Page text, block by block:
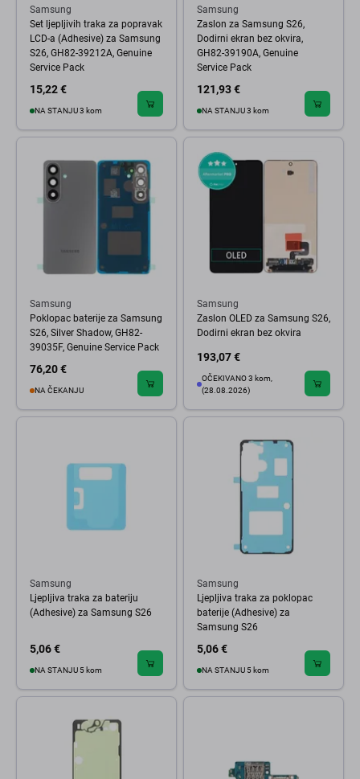
Samsung
Set ljepljivih traka za popravak
LCD-a (Adhesive) za Samsung
S26, GH82-39212A, Genuine
Service Pack
15,22 €
NA STANJU 3 kom
Samsung
Zaslon za Samsung S26,
Dodirni ekran bez okvira,
GH82-39190A, Genuine
Service Pack
121,93 €
NA STANJU 3 kom
Samsung
Poklopac baterije za Samsung
S26, Silver Shadow, GH82-
39035F, Genuine Service Pack
76,20 €
NA ČEKANJU
Samsung
Zaslon OLED za Samsung S26,
Dodirni ekran bez okvira
193,07 €
OČEKIVANO 3 kom,
(28.08.2026)
Samsung
Ljepljiva traka za bateriju
(Adhesive) za Samsung S26
5,06 €
NA STANJU 5 kom
Samsung
Ljepljiva traka za poklopac
baterije (Adhesive) za
Samsung S26
5,06 €
NA STANJU 5 kom